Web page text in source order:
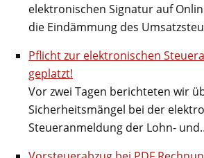
elektronischen Signatur auf
die Eindämmung des
Pflicht zur elektronischen
geplatzt!
Vor zwei Tagen berichteten wir
Sicherheitsmängel bei der
Steueranmeldung der Lohn-